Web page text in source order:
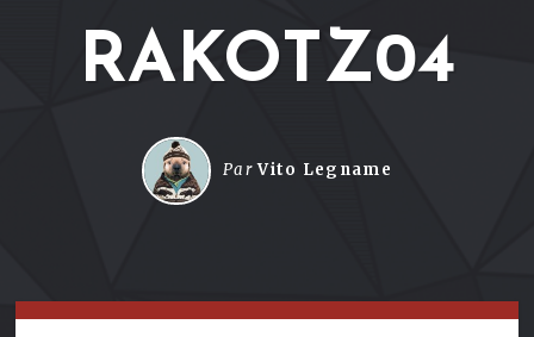
RAKOTZ04
ParVito Legname